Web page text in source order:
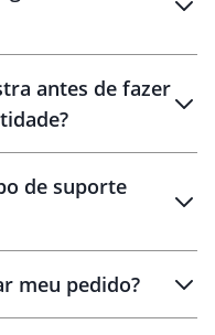
48 horas
antes de fazer
amostras
de suporte
meu pedido?